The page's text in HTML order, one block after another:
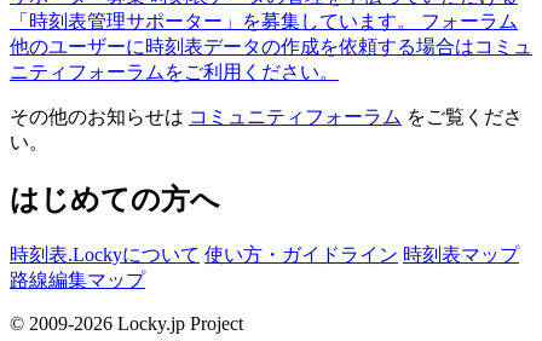
「時刻表管理サポーター」を募集しています。
フォーラム
他のユーザーに時刻表データの作成を依頼する場合はコミュ
ニティフォーラムをご利用ください。
その他のお知らせは コミュニティフォーラム をご覧くださ
い。
はじめての方へ
時刻表.Lockyについて 使い方・ガイドライン 時刻表マップ
路線編集マップ
© 2009-2026 Locky.jp Project